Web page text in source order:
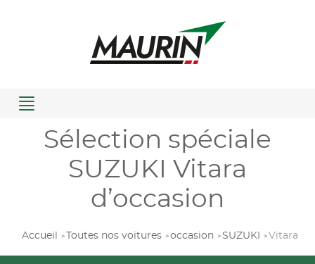
Menu
Sélection spéciale
SUZUKI Vitara
d’occasion
Accueil Toutes nos voitures occasion SUZUKI Vitara